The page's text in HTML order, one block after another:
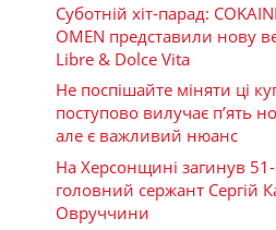
Суботній хіт-парад:
OMEN представили нову
Libre & Dolce Vita
Не поспішайте міняти ці
поступово вилучає п’ять
але є важливий нюанс
На Херсонщині загинув
головний сержант Сергій
Овруччини